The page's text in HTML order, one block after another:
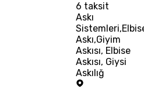
6 taksit
Askı
Askı,Giyim
Askısı, Elbise
Askısı, Giysi
Askılığ